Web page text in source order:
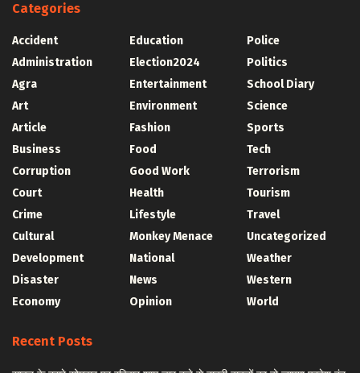
Categories
Accident
Administration
Agra
Art
Article
Business
Corruption
Court
Crime
Cultural
Development
Disaster
Economy
Education
Election2024
Entertainment
Environment
Fashion
Food
Good Work
Health
Lifestyle
Monkey Menace
National
News
Opinion
Police
Politics
School Diary
Science
Sports
Tech
Terrorism
Tourism
Travel
Uncategorized
Weather
Western
World
Recent Posts